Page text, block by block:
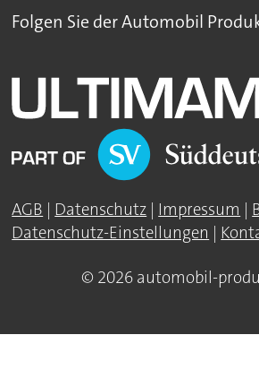
Folgen Sie der Automobil
AGB | Datenschutz | Impressum |
Datenschutz-Einstellungen |
© 2026 automobil-